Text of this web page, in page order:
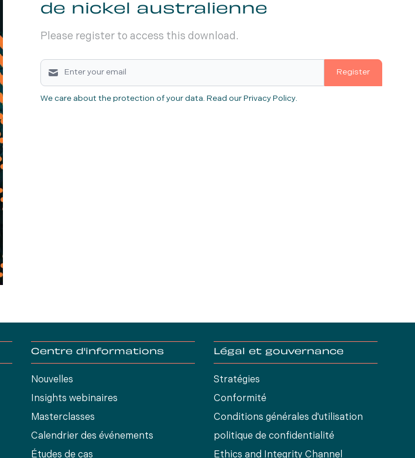
de nickel australienne
Please register to access this download.
Register
We care about the protection of your data. Read our Privacy Policy.
Centre d'informations
Nouvelles
Insights webinaires
Masterclasses
Calendrier des événements
Études de cas
Légal et gouvernance
Stratégies
Conformité
Conditions générales d'utilisation
politique de confidentialité
Ethics and Integrity Channel